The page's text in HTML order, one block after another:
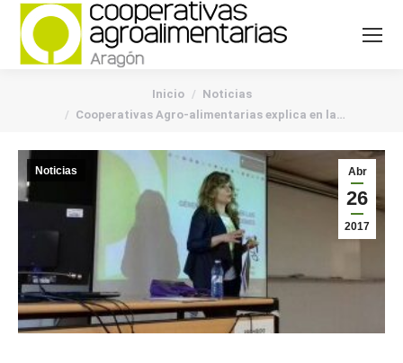
Inicio
Noticias
Cooperativas Agro-alimentarias explica en la…
Abr
26
2017
Noticias